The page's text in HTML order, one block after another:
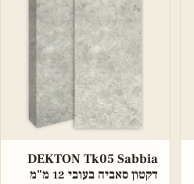
DEKTON Tk05 Sabbia
דקטון סאביה בעובי 12 מ"מ